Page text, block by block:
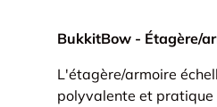
BukkitBow - Étagère/
L'étagère/armoire
polyvalente et pratique